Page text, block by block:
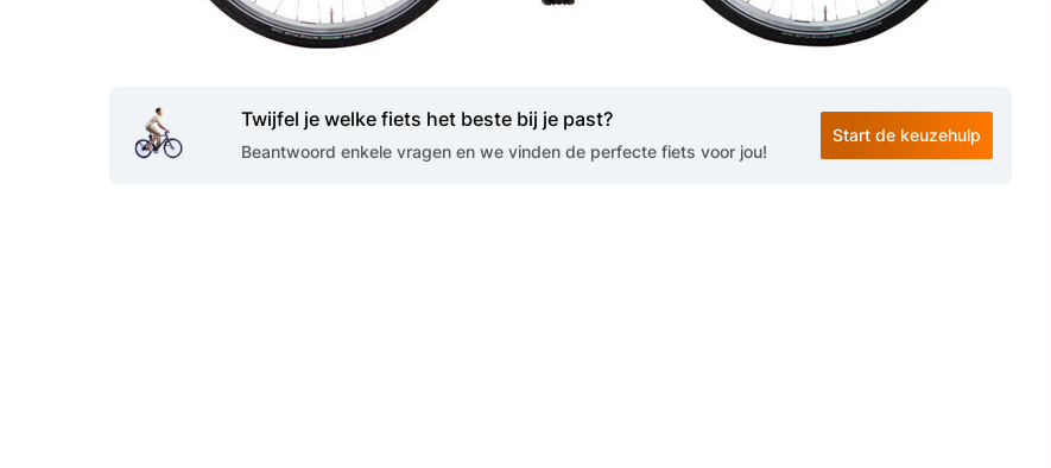
Twijfel je welke fiets het beste bij je past?
Beantwoord enkele vragen en we vinden de perfecte fiets voor jou!
Start de keuzehulp